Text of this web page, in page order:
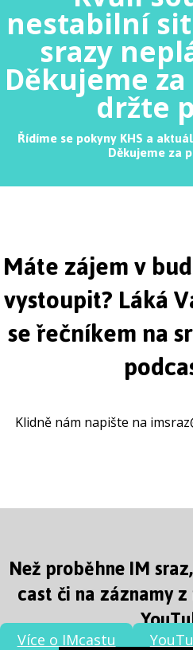
nestabilní
srazy
Děkujeme
držte
Řídíme se pokyny KHS a
Děkujeme za
Máte zájem v
vystoupit? Láká
se řečníkem na
Klidně nám napište na
Než proběhne IM
cast či na záznamy
Více o IMcastu